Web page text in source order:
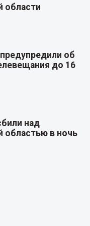
области
об
до 16
над
областью в ночь